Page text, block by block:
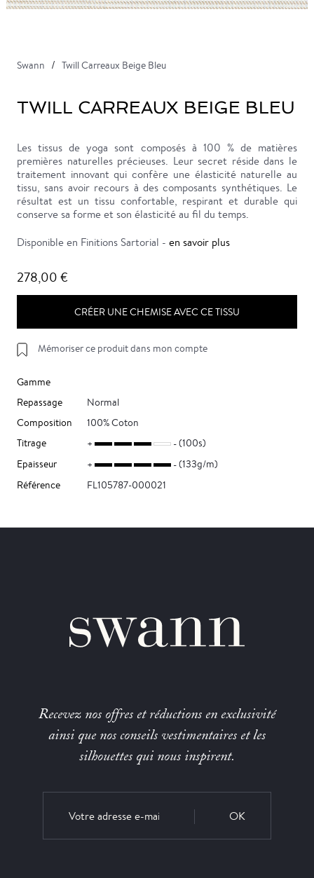
Swann Twill Carreaux Beige Bleu
TWILL CARREAUX BEIGE BLEU
Les tissus de yoga sont composés à 100 % de matières
premières naturelles précieuses. Leur secret réside dans le
traitement innovant qui confère une élasticité naturelle au
tissu, sans avoir recours à des composants synthétiques. Le
résultat est un tissu confortable, respirant et durable qui
conserve sa forme et son élasticité au fil du temps.
Disponible en Finitions Sartorial - en savoir plus
278,00 €
CRÉER UNE CHEMISE AVEC CE TISSU
Mémoriser ce produit dans mon compte
Gamme
Repassage
Normal
Composition
100% Coton
Titrage
(100s)
Epaisseur
(133g/m)
Référence
FL105787-000021
Recevez nos offres et réductions en exclusivité
ainsi que nos conseils vestimentaires et les
silhouettes qui nous inspirent.
OK